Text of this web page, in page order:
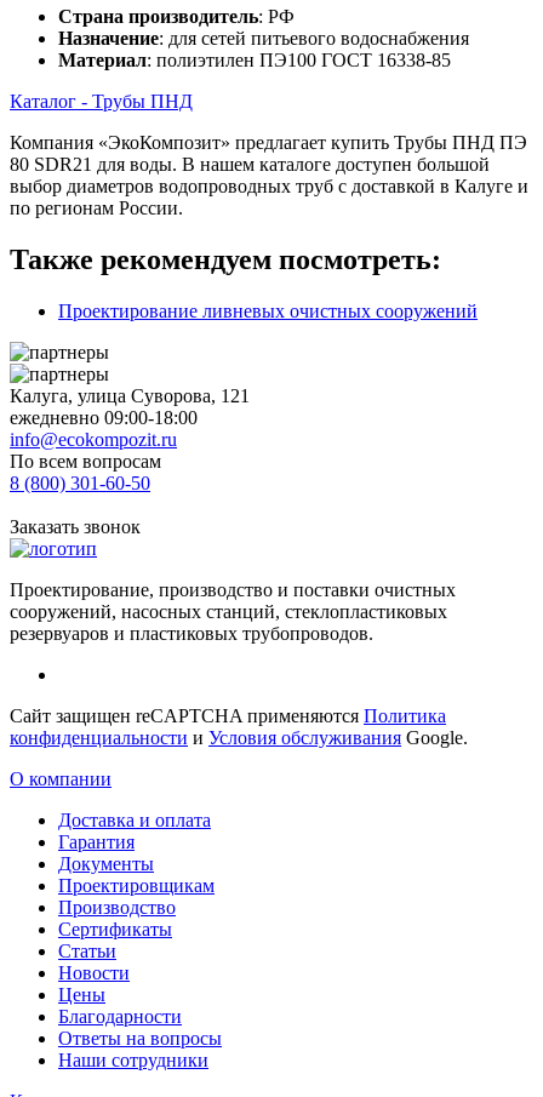
Страна производитель: РФ
Назначение: для сетей питьевого водоснабжения
Материал: полиэтилен ПЭ100 ГОСТ 16338-85
Каталог - Трубы ПНД
Компания «ЭкоКомпозит» предлагает купить Трубы ПНД ПЭ
80 SDR21 для воды. В нашем каталоге доступен большой
выбор диаметров водопроводных труб с доставкой в Калуге и
по регионам России.
Также рекомендуем посмотреть:
Проектирование ливневых очистных сооружений
Калуга, улица Суворова, 121
ежедневно 09:00-18:00
info@ecokompozit.ru
По всем вопросам
8 (800) 301-60-50
Заказать звонок
Проектирование, производство и поставки очистных
сооружений, насосных станций, стеклопластиковых
резервуаров и пластиковых трубопроводов.
Сайт защищен reCAPTCHA применяются Политика
конфиденциальности и Условия обслуживания Google.
О компании
Доставка и оплата
Гарантия
Документы
Проектировщикам
Производство
Сертификаты
Статьи
Новости
Цены
Благодарности
Ответы на вопросы
Наши сотрудники